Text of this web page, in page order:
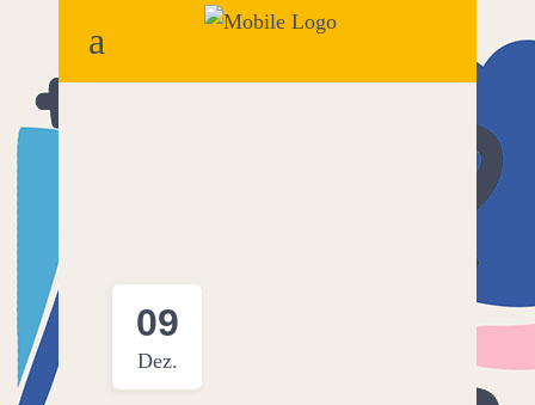
09
Dez.